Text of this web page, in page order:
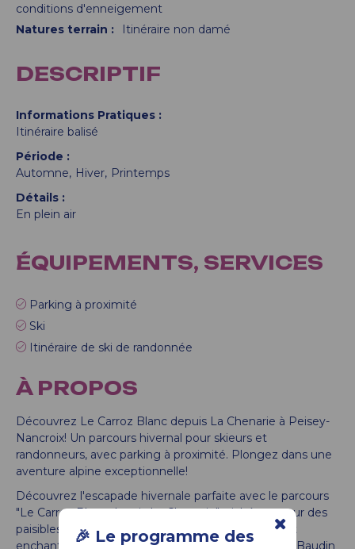
🎉 Le programme des
conditions d'enneigement
Natures terrain : Itinéraire non damé
DESCRIPTIF
Informations Pratiques
Itinéraire balisé
Période
Automne
Hiver Printemps
Détails
En plein air
ÉQUIPEMENTS, SERVICES
Parking à proximité
Ski
Itinéraire de ski de randonnée
À PROPOS
Découvrez Le Carroz Blanc depuis La Chenarie à Peisey-
Nancroix! Un parcours hivernal pour skieurs et
randonneurs, avec parking à proximité. Plongez dans une
aventure alpine exceptionnelle!
Découvrez l'escapade hivernale parfaite avec le parcours
"Le Carroz Blanc depuis La Chenarie", niché au cœur des
paisibles montagnes de Peisey-Nancroix. Ce circuit
enchanteur est idéalement lancé soit depuis Pont Baudin